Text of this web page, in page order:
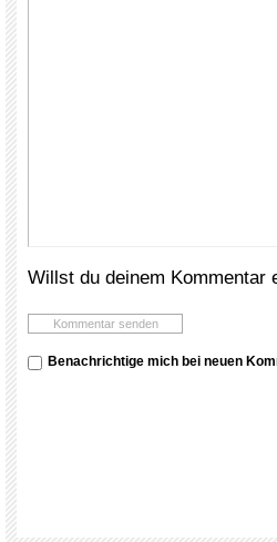
Willst du deinem
Benachrichtige mich bei neuen